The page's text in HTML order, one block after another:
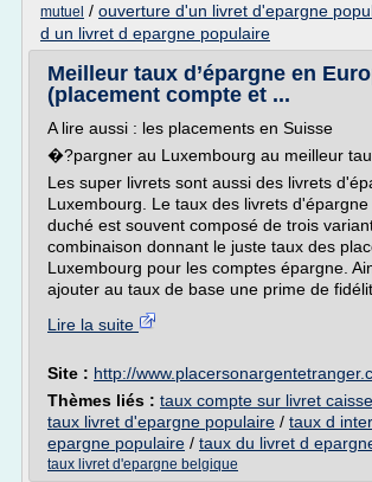
mutuel / ouverture d'un livret d'epargne
d un livret d epargne populaire
Meilleur taux d’épargne en
(placement compte et ...
A lire aussi : les placements en Suisse
�?pargner au Luxembourg au meilleur
Les super livrets sont aussi des livrets
Luxembourg. Le taux des livrets
duché est souvent composé de trois
combinaison donnant le juste taux des
Luxembourg pour les comptes épargne.
ajouter au taux de base une prime de
Lire la suite
Site : http://
Thèmes liés : taux compte sur livret
taux livret d'epargne populaire / taux d
epargne populaire / taux du livret d
taux livret d'epargne belgique